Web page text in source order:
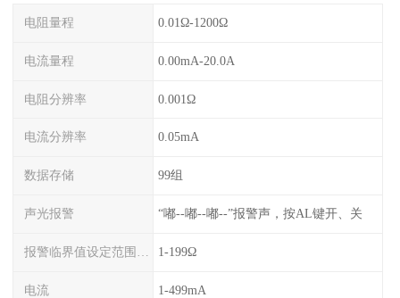
电阻量程 0.01Ω-1200Ω
电流量程 0.00mA-20.0A
电阻分辨率 0.001Ω
电流分辨率 0.05mA
数据存储 99组
声光报警 “嘟--嘟--嘟--”报警声，按AL键开、关
1-199Ω
电流 1-499mA